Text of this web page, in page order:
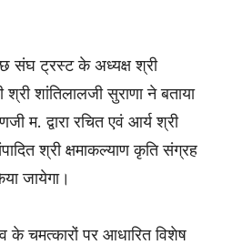
संघ ट्रस्ट के अध्यक्ष श्री
शांतिलालजी सुराणा ने बताया
म. द्वारा रचित एवं आर्य श्री
श्री क्षमाकल्याण कृति संग्रह
जायेगा।
के चमत्कारों पर आधारित विशेष